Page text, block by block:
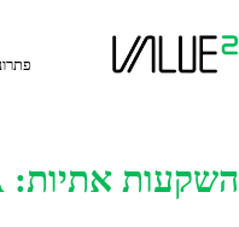
השקעות אתיות: DCA וחלוקת נכסים